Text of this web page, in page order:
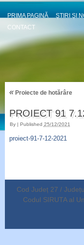
PRIMA PAGINĂ ȘTIRI ȘI
CONTACT
«Proiecte de hotărâre
PROIECT 91
By | Published 25/12/2021
proiect-91-7-12-2021
Cod Județ 27 /
Codul SIRUTA al